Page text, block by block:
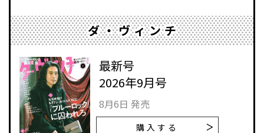
ダ・ヴィンチ
最新号
2026年9月号
8月6日 発売
購入する